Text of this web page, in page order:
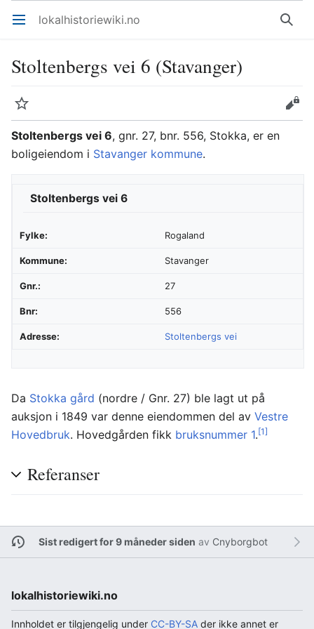
Åpne hovedmenyen lokalhistoriewiki.no Søk
Stoltenbergs vei 6 (Stavanger)
Overvåk
Rediger
Stoltenbergs vei 6, gnr. 27, bnr. 556, Stokka, er en
boligeiendom i Stavanger kommune.
Stoltenbergs vei 6
Fylke: Rogaland
Kommune: Stavanger
Gnr.: 27
Bnr: 556
Adresse: Stoltenbergs vei
Da Stokka gård (nordre / Gnr. 27) ble lagt ut på
auksjon i 1849 var denne eiendommen del av Vestre
Hovedbruk. Hovedgården fikk bruksnummer 1.[1]
Referanser
Sist redigert for 9 måneder siden av Cnyborgbot
lokalhistoriewiki.no
Innholdet er tilgjengelig under CC-BY-SA der ikke annet er